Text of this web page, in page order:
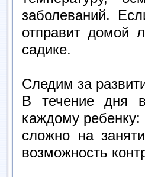
заболеваний.
отправит домой
садике.
Следим за
В течение дня
каждому
сложно на
возможность